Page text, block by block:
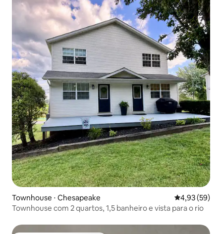
Townhouse ⋅ Chesapeake 4,93 de uma
4,93 (59)
Townhouse com 2 quartos, 1,5 banheiro e vista para o rio